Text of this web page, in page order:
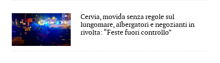
Cervia, movida senza regole sul
lungomare, albergatori e negozianti in
rivolta: “Feste fuori controllo”